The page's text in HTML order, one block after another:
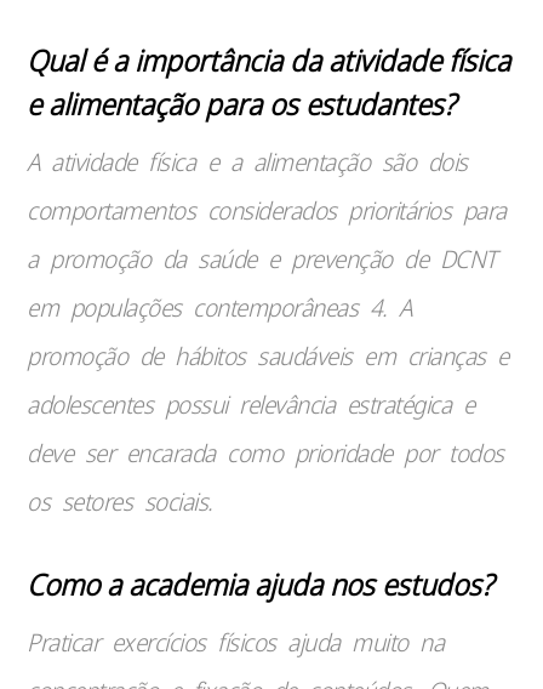
Qual é a importância da atividade física
e alimentação para os estudantes?
A atividade física e a alimentação são dois
comportamentos considerados prioritários para
a promoção da saúde e prevenção de DCNT
em populações contemporâneas 4. A
promoção de hábitos saudáveis em crianças e
adolescentes possui relevância estratégica e
deve ser encarada como prioridade por todos
os setores sociais.
Como a academia ajuda nos estudos?
Praticar exercícios físicos ajuda muito na